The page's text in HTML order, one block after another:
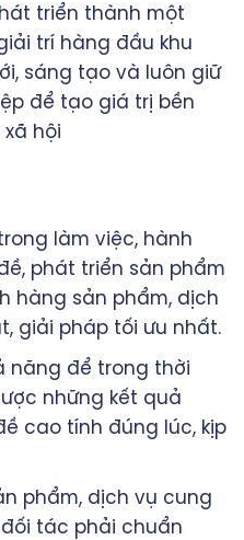
triển thành một
trí hàng đầu khu
sáng tạo và luôn giữ
để tạo giá trị bền
hội
làm việc, hành
phát triển sản phẩm
hàng sản phẩm, dịch
giải pháp tối ưu nhất.
năng để trong thời
những kết quả
cao tính đúng lúc, kịp
phẩm, dịch vụ cung
tác phải chuẩn